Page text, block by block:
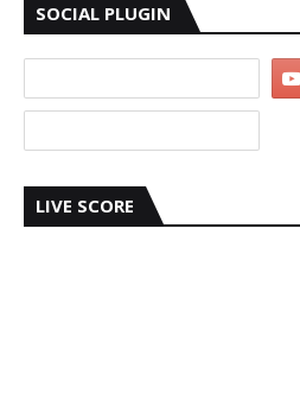
SOCIAL PLUGIN
LIVE SCORE